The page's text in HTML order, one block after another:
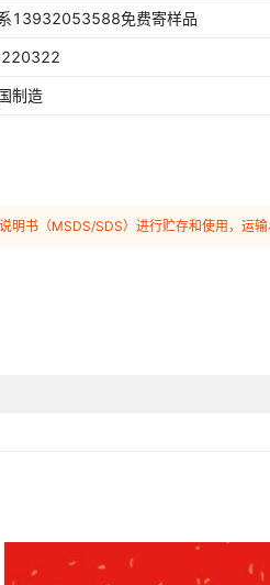
13932053588免费寄样品
制造
书（MSDS/SDS）进行贮存和使用，运